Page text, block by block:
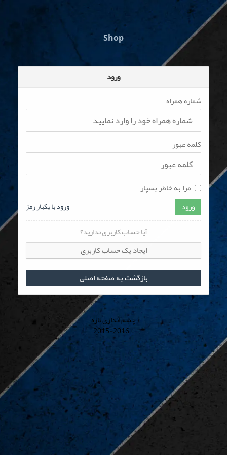
Shop
ورود
شماره همراه
کلمه عبور
مرا به خاطر بسپار
ورود
ورود با یکبار رمز
آیا حساب کاربری ندارید؟
ایجاد یک حساب کاربری
بازگشت به صفحه اصلی
چشم اندازی تازه
© 2015-2016